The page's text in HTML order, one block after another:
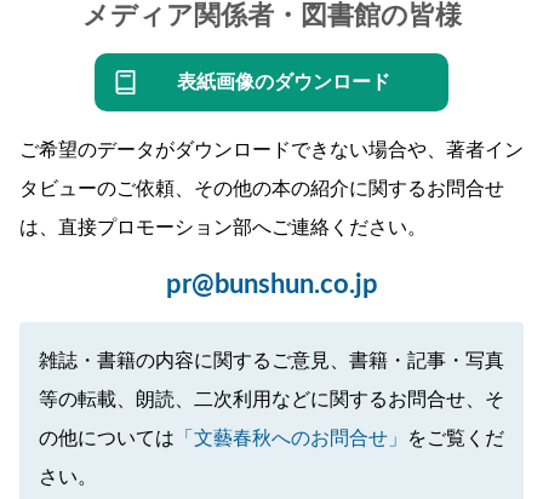
メディア関係者・図書館の皆様
表紙画像のダウンロード
ご希望のデータがダウンロードできない場合や、著者イン
タビューのご依頼、その他の本の紹介に関するお問合せ
は、直接プロモーション部へご連絡ください。
pr@bunshun.co.jp
雑誌・書籍の内容に関するご意見、書籍・記事・写真
等の転載、朗読、二次利用などに関するお問合せ、そ
の他については 「文藝春秋へのお問合せ」
をご覧くだ
さい。